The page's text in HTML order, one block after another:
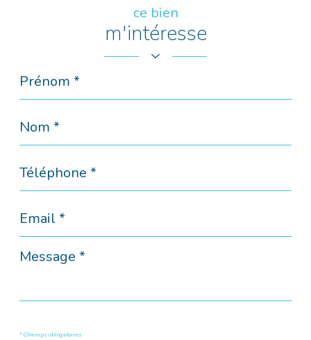
ce bien
m'intéresse
*
*
*
Message
* Champs obligatoires